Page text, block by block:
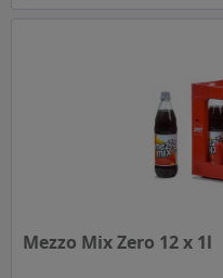
Mezzo Mix Zero 12 x 1l